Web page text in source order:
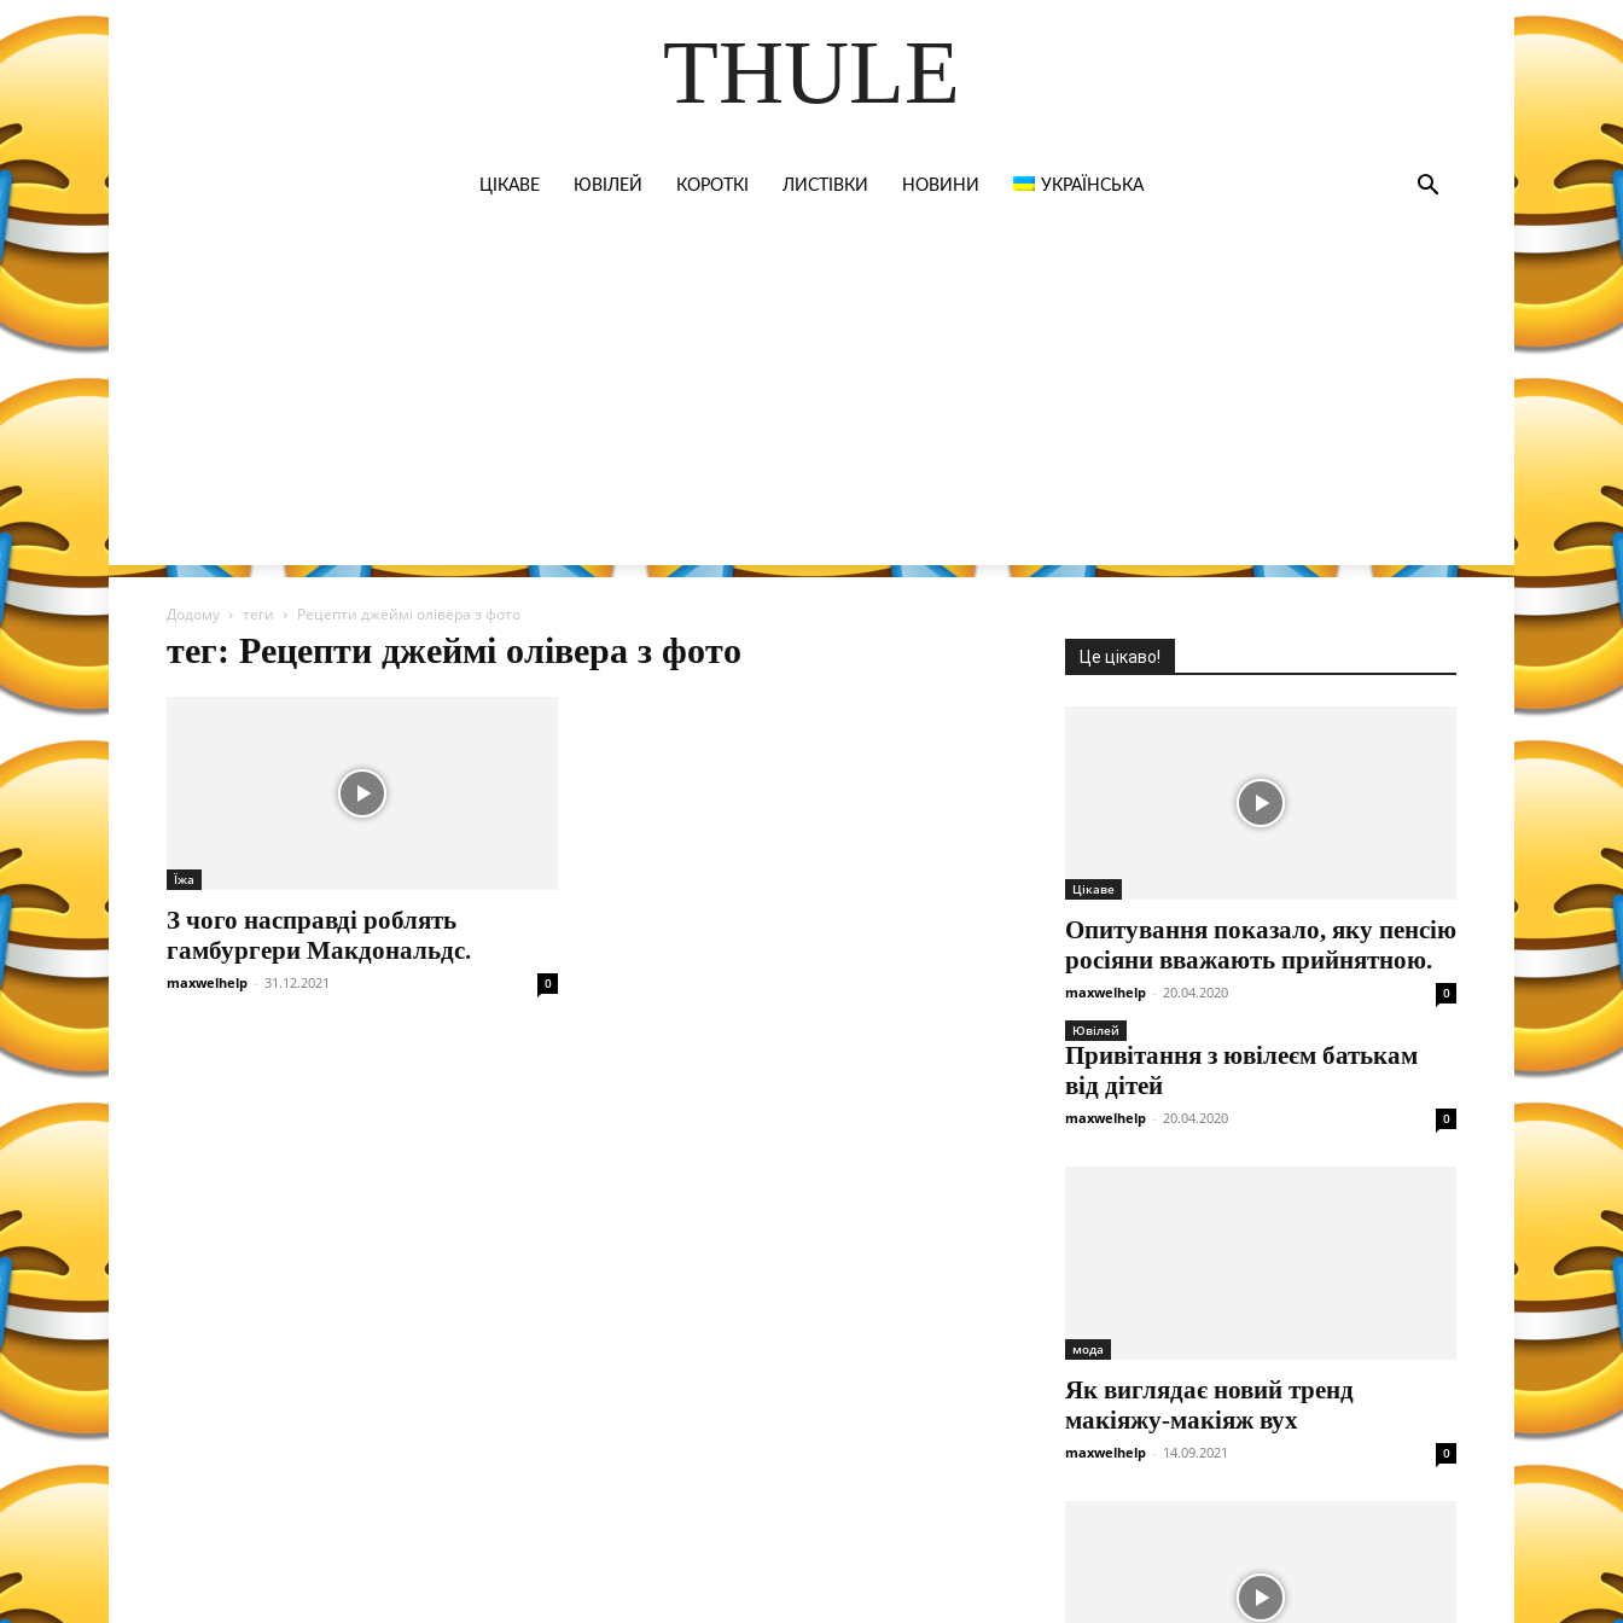
THULE
ЦІКАВЕ ЮВІЛЕЙ КОРОТКІ ЛИСТІВКИ НОВИНИ УКРАЇНСЬКА
Додому теги Рецепти джеймі олівера з фото
тег: Рецепти джеймі олівера з фото
Їжа
З чого насправді роблять
гамбургери Макдональдс.
maxwelhelp - 31.12.2021 0
Це цікаво!
Цікаве
Опитування показало, яку пенсію
росіяни вважають прийнятною.
maxwelhelp - 20.04.2020 0
Ювілей
Привітання з ювілеєм батькам
від дітей
maxwelhelp - 20.04.2020 0
мода
Як виглядає новий тренд
макіяжу-макіяж вух
maxwelhelp - 14.09.2021 0